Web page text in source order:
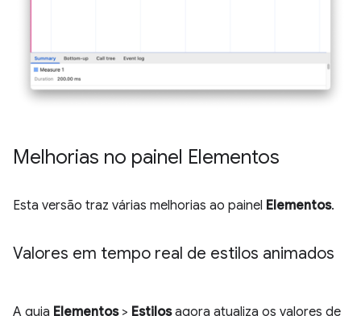
Melhorias no painel Elementos
Esta versão traz várias melhorias ao painel Elementos.
Valores em tempo real de estilos animados
A guia Elementos> Estilosagora atualiza os valores de